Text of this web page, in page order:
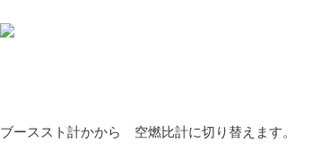
ブーススト計かから 空燃比計に切り替えます。